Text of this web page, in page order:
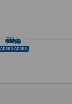
ADRES-ADRES